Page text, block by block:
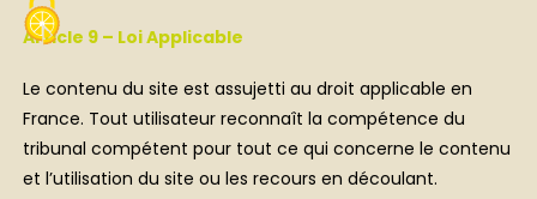
Article 9 – Loi Applicable
Le contenu du site est assujetti au droit applicable en
France. Tout utilisateur reconnaît la compétence du
tribunal compétent pour tout ce qui concerne le contenu
et l’utilisation du site ou les recours en découlant.
Home